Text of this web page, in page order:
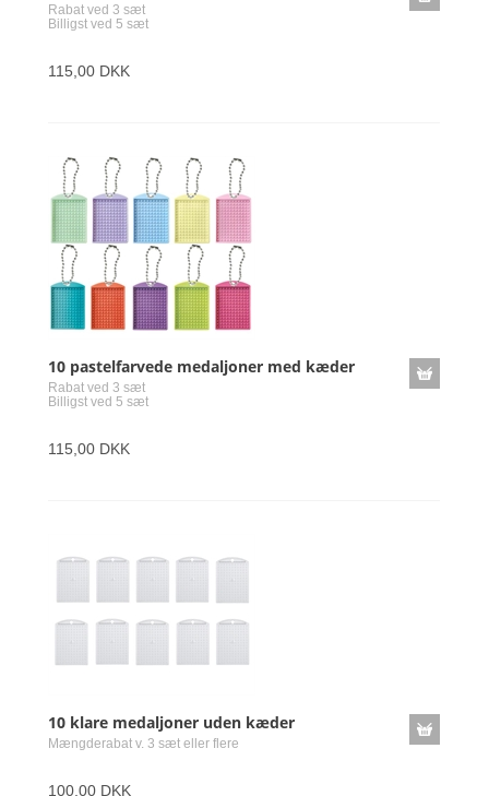
Rabat ved 3 sæt
Billigst ved 5 sæt
115,00 DKK
10 pastelfarvede medaljoner med kæder
Rabat ved 3 sæt
Billigst ved 5 sæt
115,00 DKK
10 klare medaljoner uden kæder
Mængderabat v. 3 sæt eller flere
100,00 DKK